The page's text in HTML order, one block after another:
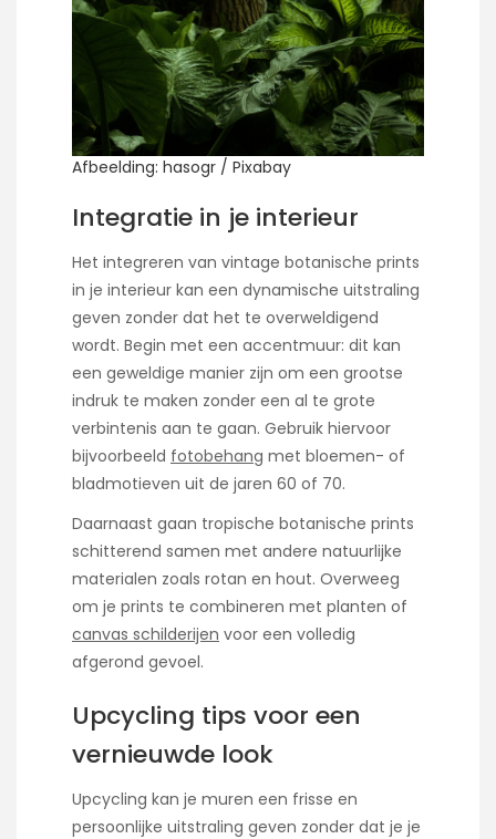
Afbeelding: hasogr / Pixabay
Integratie in je interieur
Het integreren van vintage botanische prints
in je interieur kan een dynamische uitstraling
geven zonder dat het te overweldigend
wordt. Begin met een accentmuur: dit kan
een geweldige manier zijn om een grootse
indruk te maken zonder een al te grote
verbintenis aan te gaan. Gebruik hiervoor
bijvoorbeeld fotobehang met bloemen- of
bladmotieven uit de jaren 60 of 70.
Daarnaast gaan tropische botanische prints
schitterend samen met andere natuurlijke
materialen zoals rotan en hout. Overweeg
om je prints te combineren met planten of
canvas schilderijen voor een volledig
afgerond gevoel.
Upcycling tips voor een
vernieuwde look
Upcycling kan je muren een frisse en
persoonlijke uitstraling geven zonder dat je je